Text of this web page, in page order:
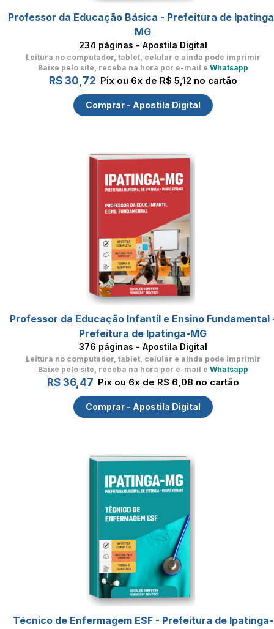
Professor da Educação Básica - Prefeitura de
MG
234 páginas - Apostila Digital
Leitura no computador, tablet, celular e ainda pode imprimir
Baixe pelo site, receba na hora por e-mail e Whatsapp
R$ 30,72 Pix ou 6x de R$ 5,12 no cartão
Comprar - Apostila Digital
Professor da Educação Infantil e Ensino Fundamental
Prefeitura de Ipatinga-MG
376 páginas - Apostila Digital
Leitura no computador, tablet, celular e ainda pode imprimir
Baixe pelo site, receba na hora por e-mail e Whatsapp
R$ 36,47 Pix ou 6x de R$ 6,08 no cartão
Comprar - Apostila Digital
Técnico de Enfermagem ESF - Prefeitura de Ipatinga-